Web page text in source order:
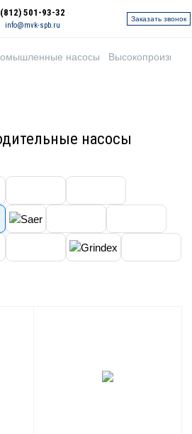
(812) 501-93-32
info@mvk-spb.ru
Заказать звонок
насосы
насосы